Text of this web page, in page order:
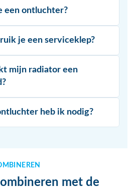
een ontluchter?
je een serviceklep?
mijn radiator een
heb ik nodig?
met de